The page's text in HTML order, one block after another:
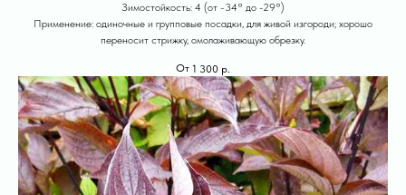
Зимостойкость: 4 (от -34° до -29°)
Применение: одиночные и групповые посадки, для живой изгороди; хорошо
переносит стрижку, омолаживающую обрезку.
1 300 р.